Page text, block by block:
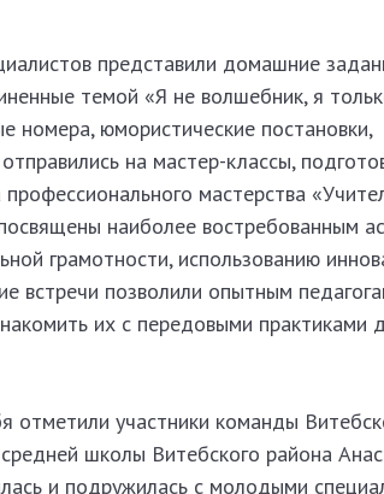
представили домашние
темой «Я не волшебник, я
номера, юмористические постановки,
на мастер-классы,
мастерства
наиболее востребованным
грамотности, использованию
встречи позволили опытным
их с передовыми практиками
отметили участники команды
школы Витебского района
и подружилась с молодыми